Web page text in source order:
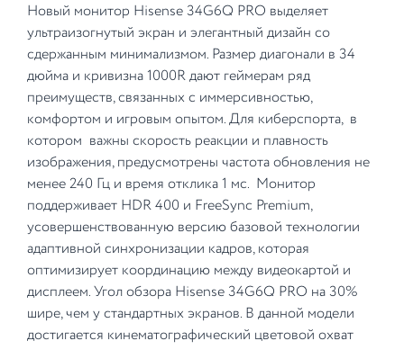
Новый монитор Hisense 34G6Q PRO выделяет
ультраизогнутый экран и элегантный дизайн со
сдержанным минимализмом. Размер диагонали в 34
дюйма и кривизна 1000R дают геймерам ряд
преимуществ, связанных с иммерсивностью,
комфортом и игровым опытом. Для киберспорта, в
котором важны скорость реакции и плавность
изображения, предусмотрены частота обновления не
менее 240 Гц и время отклика 1 мс. Монитор
поддерживает HDR 400 и FreeSync Premium,
усовершенствованную версию базовой технологии
адаптивной синхронизации кадров, которая
оптимизирует координацию между видеокартой и
дисплеем. Угол обзора Hisense 34G6Q PRO на 30%
шире, чем у стандартных экранов. В данной модели
достигается кинематографический цветовой охват